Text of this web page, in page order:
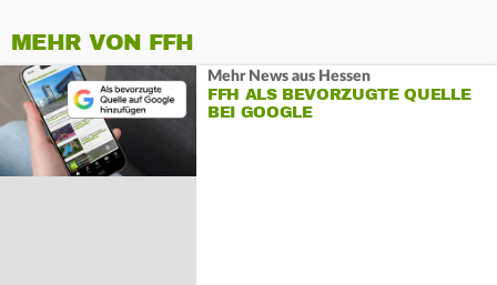
MEHR VON FFH
Mehr News aus Hessen
FFH ALS BEVORZUGTE QUELLE
BEI GOOGLE